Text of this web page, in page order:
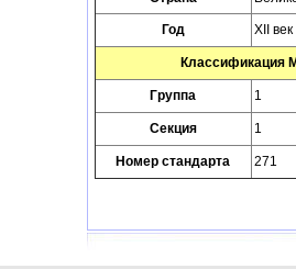
Год XII век
Классификация
Группа 1
Секция 1
Номер стандарта 271